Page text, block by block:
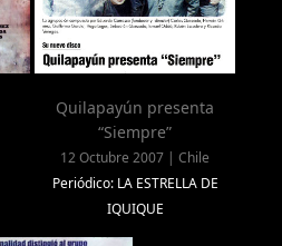
Quilapayún presenta
“Siempre”
12 Octubre 2007 | Chile
Periódico: LA ESTRELLA DE
IQUIQUE